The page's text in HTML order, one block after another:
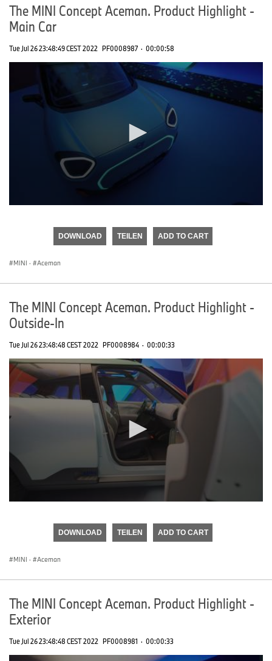
The MINI Concept Aceman. Product Highlight -
Main Car
Tue Jul 26 23:48:49 CEST 2022 PF0008987 · 00:00:58
DOWNLOAD TEILEN ADD TO CART
MINI · Aceman
The MINI Concept Aceman. Product Highlight -
Outside-In
Tue Jul 26 23:48:48 CEST 2022 PF0008984 · 00:00:33
DOWNLOAD TEILEN ADD TO CART
MINI · Aceman
The MINI Concept Aceman. Product Highlight -
Exterior
Tue Jul 26 23:48:48 CEST 2022 PF0008981 · 00:00:33